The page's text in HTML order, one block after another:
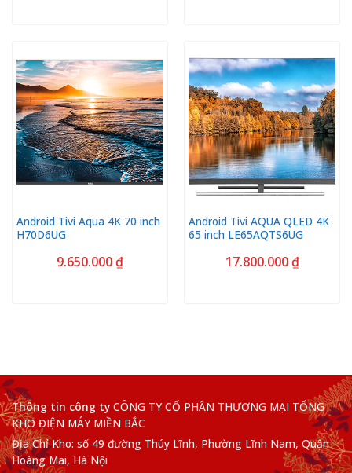
Android Tivi Aqua 4K 70 inch
H70D6UG
9.650.000₫
Android Tivi AQUA QLED 4K
65 inch LE65AQTS6UG
17.800.000₫
Thông tin công ty CÔNG TY CỔ PHẦN THƯƠNG MẠI TỔNG
KHO ĐIỆN MÁY MIỀN BẮC
Địa Chỉ Kho: số 49 đường Thúy Lĩnh, Phường Lĩnh Nam, Quận
Hoàng Mai, Hà Nội